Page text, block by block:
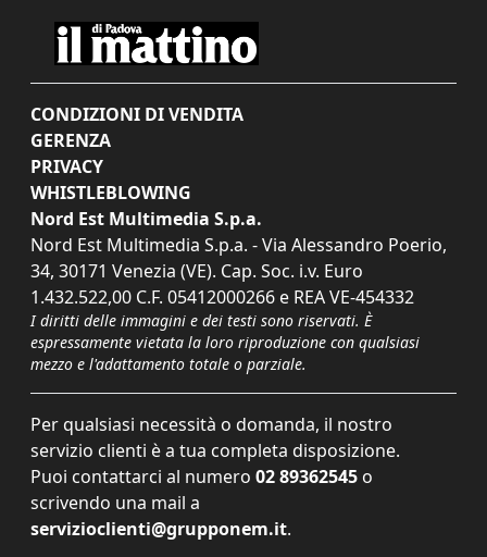
CONDIZIONI DI VENDITA
GERENZA
PRIVACY
WHISTLEBLOWING
Nord Est Multimedia S.p.a.
Nord Est Multimedia S.p.a. - Via Alessandro Poerio,
34, 30171 Venezia (VE). Cap. Soc. i.v. Euro
1.432.522,00 C.F. 05412000266 e REA VE-454332
I diritti delle immagini e dei testi sono riservati. È
espressamente vietata la loro riproduzione con qualsiasi
mezzo e l'adattamento totale o parziale.
Per qualsiasi necessità o domanda, il nostro
servizio clienti è a tua completa disposizione.
Puoi contattarci al numero 02 89362545 o
scrivendo una mail a
servizioclienti@grupponem.it.